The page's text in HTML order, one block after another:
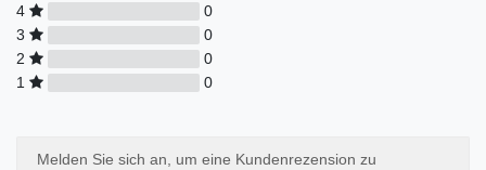
4
0
3
0
2
0
1
0
Melden Sie sich an, um eine Kundenrezension zu